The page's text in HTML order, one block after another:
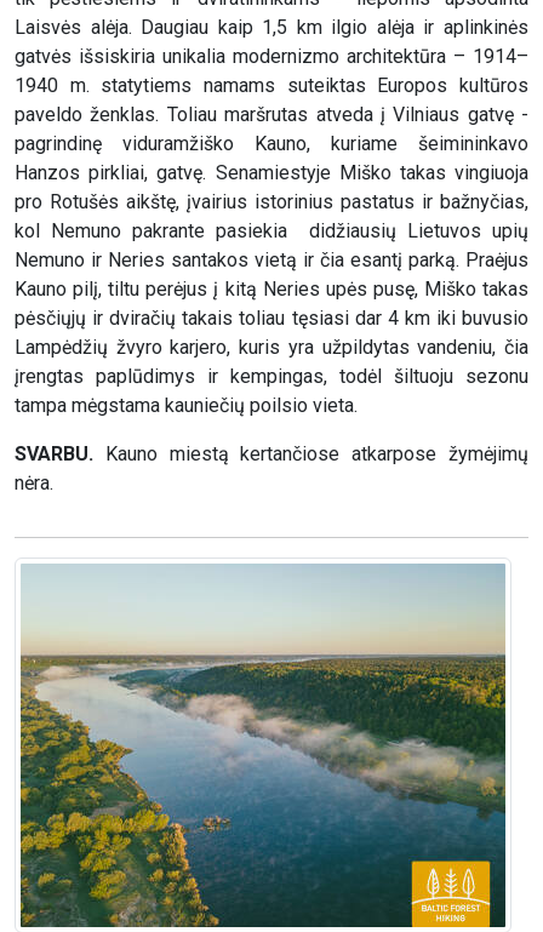
Laisvės alėja. Daugiau kaip 1,5 km ilgio alėja ir aplinkinės
gatvės išsiskiria unikalia modernizmo architektūra – 1914–
1940 m. statytiems namams suteiktas Europos kultūros
paveldo ženklas. Toliau maršrutas atveda į Vilniaus gatvę -
pagrindinę viduramžiško Kauno, kuriame šeimininkavo
Hanzos pirkliai, gatvę. Senamiestyje Miško takas vingiuoja
pro Rotušės aikštę, įvairius istorinius pastatus ir bažnyčias,
kol Nemuno pakrante pasiekia didžiausių Lietuvos upių
Nemuno ir Neries santakos vietą ir čia esantį parką. Praėjus
Kauno pilį, tiltu perėjus į kitą Neries upės pusę, Miško takas
pėsčiųjų ir dviračių takais toliau tęsiasi dar 4 km iki buvusio
Lampėdžių žvyro karjero, kuris yra užpildytas vandeniu, čia
įrengtas paplūdimys ir kempingas, todėl šiltuoju sezonu
tampa mėgstama kauniečių poilsio vieta.
SVARBU. Kauno miestą kertančiose atkarpose žymėjimų
nėra.